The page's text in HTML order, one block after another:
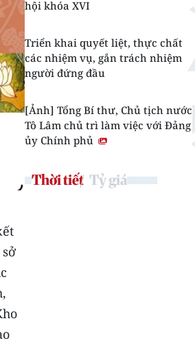
hội khóa XVI
Triển khai quyết liệt, thực chất
các nhiệm vụ, gắn trách nhiệm
người đứng đầu
[Ảnh] Tổng Bí thư, Chủ tịch nước
Tô Lâm chủ trì làm việc với Đảng
ủy Chính phủ
Thời tiết Tỷ giá